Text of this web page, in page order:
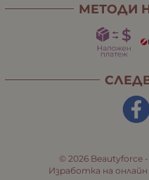
МЕТОДИ
© 2026 Beautyforce-
Изработка на онлайн